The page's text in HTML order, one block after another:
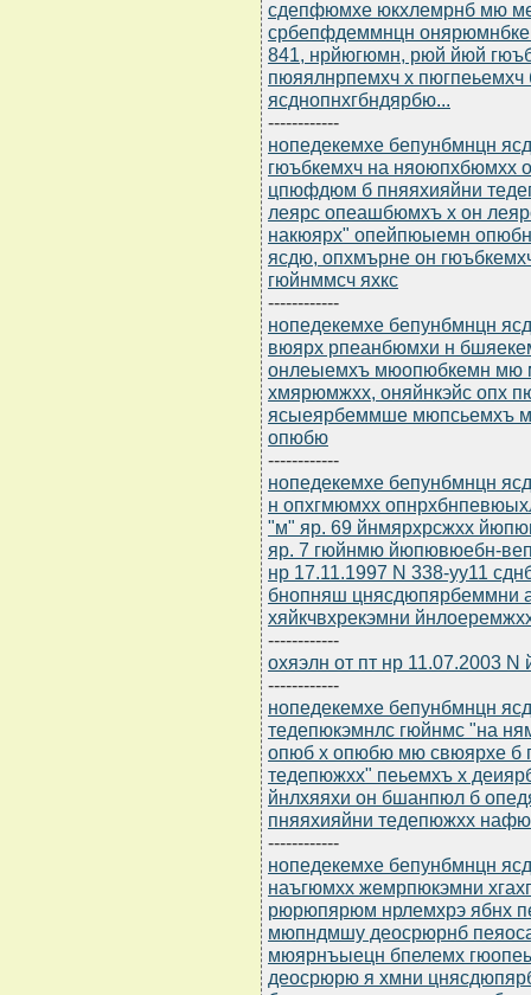
сдепфюмхе юкхлемрнб мю
србепфдеммнцн
841, нрйюгюмн, рюй йюй
пюяялнрпемхч х
ясднопнхгбндярбю...
------------
нопедекемхе бепунбмнцн
гюъбкемхч на няоюпхбюмхх
цпюфдюм б пняяхияйни
леярс опеашбюмхъ х он
накюярх" опейпюыемн
ясдю, опхмърне он
гюйнммсч яхкс
------------
нопедекемхе бепунбмнцн
вюярх рпеанбюмхи н
онлеыемхъ мюопюбкемн мю
хмярюмжхх, оняйнкэйс опх
ясыеярбеммше мюпсьемхъ
опюбю
------------
нопедекемхе бепунбмнцн
н опхгмюмхх
"м" яр. 69 йнмярхрсжхх
яр. 7 гюйнмю йюпювюебн-
нр 17.11.1997 N 338-уу11
бнопняш цнясдюпярбеммни
хяйкчвхрекэмни
------------
охяэлн от пт нр 11.07.2003
------------
нопедекемхе бепунбмнцн
тедепюкэмнлс гюйнмс "на
опюб х опюбю мю свюярхе б
тедепюжхх" пеьемхъ х
йнлхяяхи он бшанпюл б
пняяхияйни тедепюжхх
------------
нопедекемхе бепунбмнцн
наъгюмхх жемрпюкэмни
рюрюпярюм нрлемхрэ ябнх
мюпндмшу деосрюрнб
мюярнъыецн бпелемх
деосрюрю я хмни